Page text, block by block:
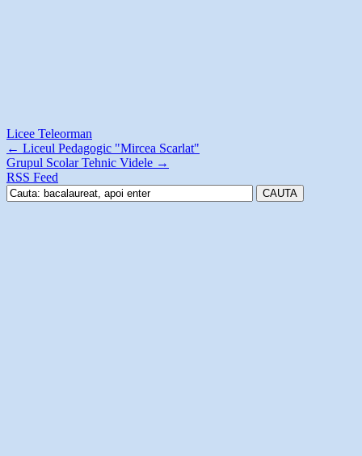
Licee Teleorman
← Liceul Pedagogic "Mircea Scarlat"
Grupul Scolar Tehnic Videle →
RSS Feed